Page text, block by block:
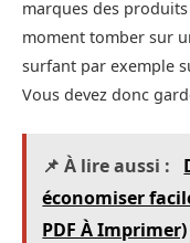
marques des
moment tomber sur
surfant par exemple
Vous devez donc
📌 À lire aussi :
économiser
PDF À Imprimer)